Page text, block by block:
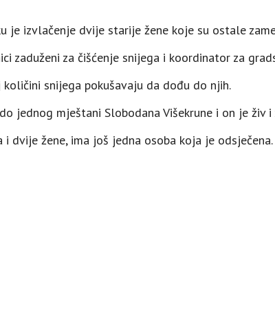
je izvlačenje dvije starije žene koje su ostale
zaduženi za čišćenje snijega i koordinator za
snijega pokušavaju da dođu do njih.
jednog mještani Slobodana Višekrune i on je živ i
i dvije žene, ima još jedna osoba koja je odsječena.